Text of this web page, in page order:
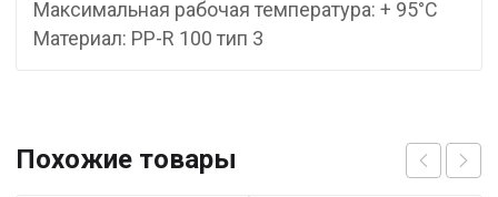
Максимальная рабочая температура: + 95°С
Материал: PP-R 100 тип 3
Похожие товары